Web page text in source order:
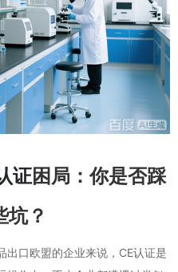
证困局：你是否踩
坑？
出口欧盟的企业来说，CE认证是